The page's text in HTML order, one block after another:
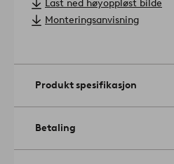
høyde 35 cm.Artikelnummer:
Last ned høyoppløst bilde
Monteringsanvisning
Produkt spesifikasjon
Betaling